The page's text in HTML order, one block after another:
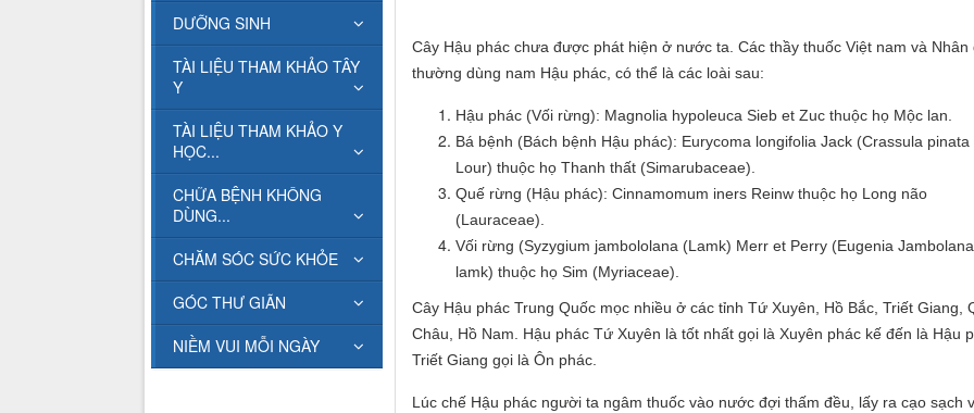
Cây Hậu phác chưa được phát hiện ở nước ta. Các thầy thuốc Việt nam và Nhân
thường dùng nam Hậu phác, có thể là các loài sau:
Hậu phác (Vối rừng): Magnolia hypoleuca Sieb et Zuc thuộc họ Mộc lan.
Bá bệnh (Bách bệnh Hậu phác): Eurycoma longifolia Jack (Crassula pinata
Lour) thuộc họ Thanh thất (Simarubaceae).
Quế rừng (Hậu phác): Cinnamomum iners Reinw thuộc họ Long não
(Lauraceae).
Vối rừng (Syzygium jambololana (Lamk) Merr et Perry (Eugenia Jambolana
lamk) thuộc họ Sim (Myriaceae).
Cây Hậu phác Trung Quốc mọc nhiều ở các tỉnh Tứ Xuyên, Hồ Bắc, Triết Giang,
Châu, Hồ Nam. Hậu phác Tứ Xuyên là tốt nhất gọi là Xuyên phác kế đến là Hậu
Triết Giang gọi là Ôn phác.
Lúc chế Hậu phác người ta ngâm thuốc vào nước đợi thấm đều, lấy ra cạo sạch
DƯỠNG SINH
TÀI LIỆU THAM KHẢO TÂY
Y
TÀI LIỆU THAM KHẢO Y
HỌC...
CHỮA BỆNH KHÔNG
DÙNG...
CHĂM SÓC SỨC KHỎE
GÓC THƯ GIÃN
NIỀM VUI MỖI NGÀY